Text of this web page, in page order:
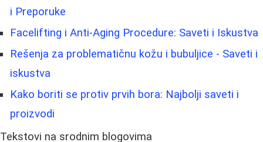
i Preporuke
Facelifting i Anti-Aging Procedure: Saveti i Iskustva
Rešenja za problematičnu kožu i bubuljice - Saveti i
iskustva
Kako boriti se protiv prvih bora: Najbolji saveti i
proizvodi
Tekstovi na srodnim blogovima